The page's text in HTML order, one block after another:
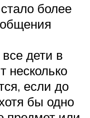
более
дети в
несколько
если до
бы одно